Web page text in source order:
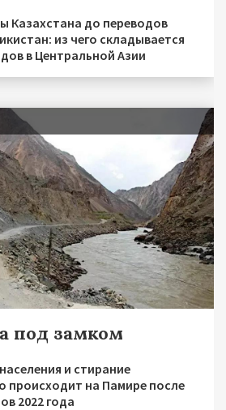
Казахстана до переводов
из чего складывается
в Центральной Азии
под замком
и стирание
происходит на Памире после
2022 года